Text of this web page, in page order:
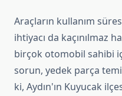
Araçların kullanım
ihtiyacı da kaçınılmaz
birçok otomobil sahibi
sorun, yedek parça
ki, Aydın'ın Kuyucak